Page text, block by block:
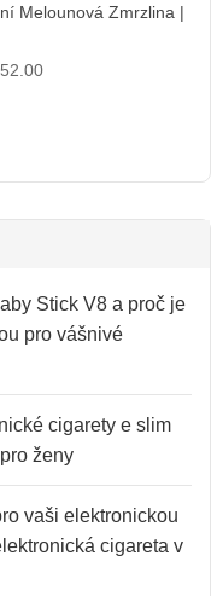
Melounová Zmrzlina |
příchuť
Stick V8 a proč je
pro vášnivé
cigarety e slim
ženy
vaši elektronickou
cigareta v